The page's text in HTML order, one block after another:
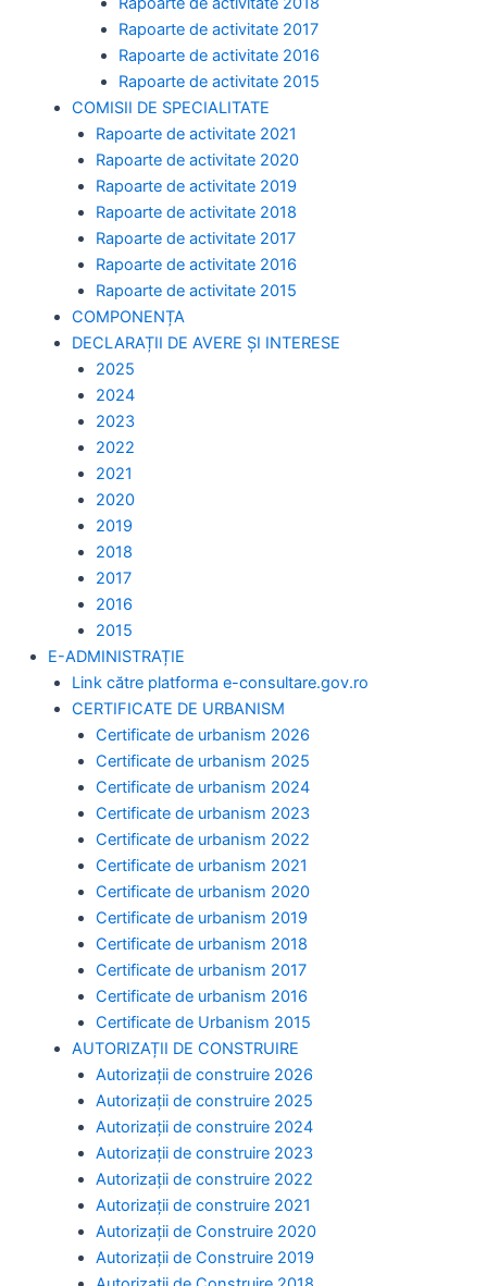
Rapoarte de activitate 2017
Rapoarte de activitate 2016
Rapoarte de activitate 2015
COMISII DE SPECIALITATE
Rapoarte de activitate 2021
Rapoarte de activitate 2020
Rapoarte de activitate 2019
Rapoarte de activitate 2018
Rapoarte de activitate 2017
Rapoarte de activitate 2016
Rapoarte de activitate 2015
COMPONENȚA
DECLARAȚII DE AVERE ȘI INTERESE
2025
2024
2023
2022
2021
2020
2019
2018
2017
2016
2015
E-ADMINISTRAȚIE
Link către platforma e-consultare.gov.ro
CERTIFICATE DE URBANISM
Certificate de urbanism 2026
Certificate de urbanism 2025
Certificate de urbanism 2024
Certificate de urbanism 2023
Certificate de urbanism 2022
Certificate de urbanism 2021
Certificate de urbanism 2020
Certificate de urbanism 2019
Certificate de urbanism 2018
Certificate de urbanism 2017
Certificate de urbanism 2016
Certificate de Urbanism 2015
AUTORIZAȚII DE CONSTRUIRE
Autorizații de construire 2026
Autorizații de construire 2025
Autorizații de construire 2024
Autorizații de construire 2023
Autorizații de construire 2022
Autorizații de construire 2021
Autorizații de Construire 2020
Autorizații de Construire 2019